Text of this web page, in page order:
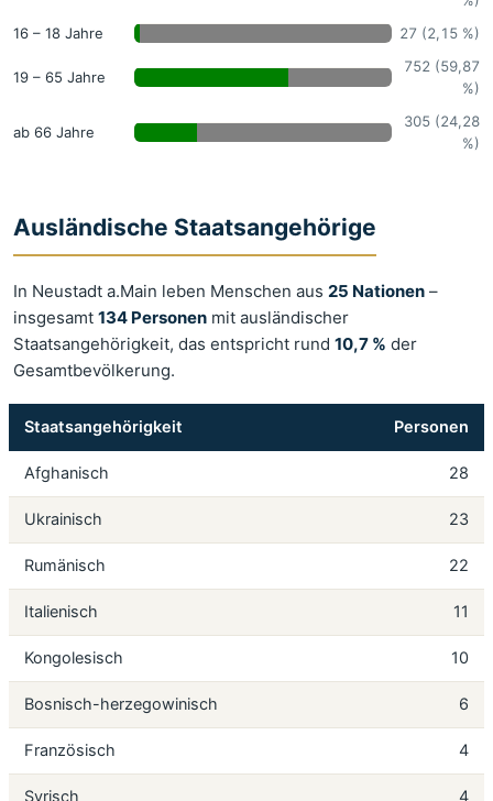
16 – 18 Jahre
27 (2,15 %)
19 – 65 Jahre
752 (59,87
%)
ab 66 Jahre
305 (24,28
%)
Ausländische Staatsangehörige
In Neustadt a.Main leben Menschen aus 25 Nationen –
insgesamt 134 Personen mit ausländischer
Staatsangehörigkeit, das entspricht rund 10,7 % der
Gesamtbevölkerung.
Staatsangehörigkeit Personen
Afghanisch 28
Ukrainisch 23
Rumänisch 22
Italienisch 11
Kongolesisch 10
Bosnisch-herzegowinisch 6
Französisch 4
Syrisch 4